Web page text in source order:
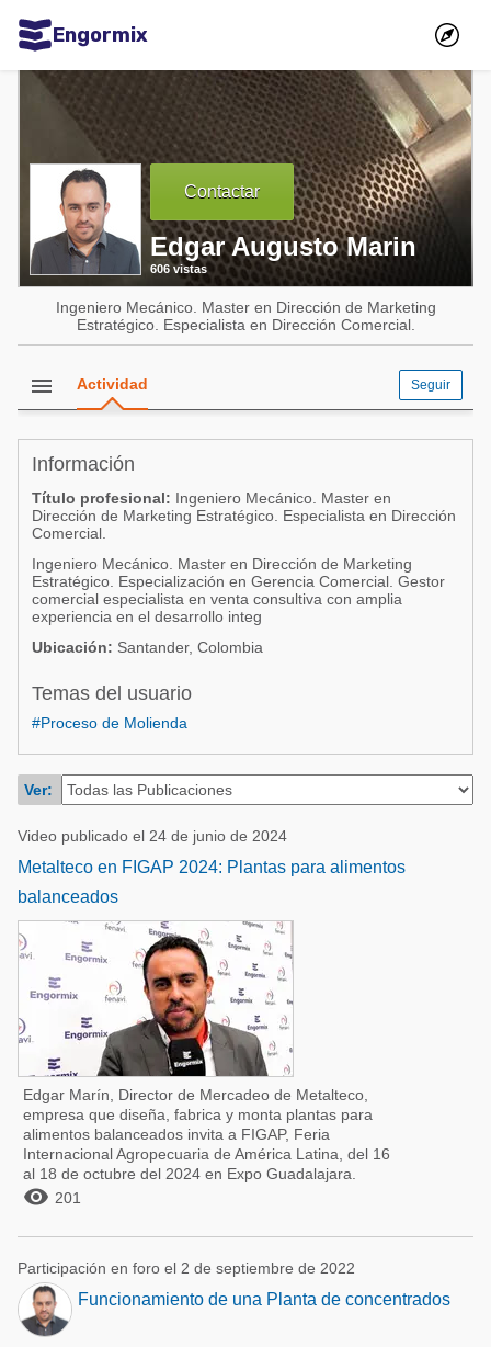
Engormix
Comunidades en español
Agricultura
Balanceados - Piensos
Avicultura
Ganadería
Lechería
Micotoxinas
Comunidades en inglés
Acuacultura
Micotoxinas
Avicultura
Porcicultura
Lechería
Balanceados - Piensos
Comunidades en portugués
Micotoxinas
Avicultura
Porcicultura
Ganadería
Lechería
Contactar
Edgar Augusto Marin
606 vistas
Ingeniero Mecánico. Master en Dirección de Marketing
Estratégico. Especialista en Dirección Comercial.
menu Actividad Seguir
Información
Título profesional: Ingeniero Mecánico. Master en
Dirección de Marketing Estratégico. Especialista en Dirección
Comercial.
Ingeniero Mecánico. Master en Dirección de Marketing
Estratégico. Especialización en Gerencia Comercial. Gestor
comercial especialista en venta consultiva con amplia
experiencia en el desarrollo integ
Ubicación: Santander, Colombia
Temas del usuario
#Proceso de Molienda
Ver:
Video publicado el 24 de junio de 2024
Metalteco en FIGAP 2024: Plantas para alimentos
balanceados
Edgar Marín, Director de Mercadeo de Metalteco,
empresa que diseña, fabrica y monta plantas para
alimentos balanceados invita a FIGAP, Feria
Internacional Agropecuaria de América Latina, del 16
al 18 de octubre del 2024 en Expo Guadalajara.
 201
Participación en foro el 2 de septiembre de 2022
Funcionamiento de una Planta de concentrados